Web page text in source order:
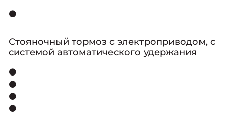
⚫
Стояночный тормоз с электроприводом, с
системой автоматического удержания
⚫
⚫
⚫
⚫